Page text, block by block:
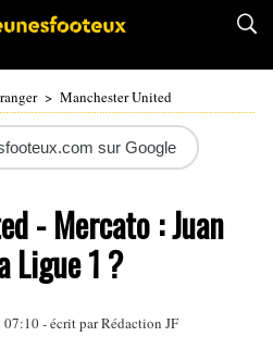
> Manchester United
sur Google
- Mercato : Juan
Ligue 1 ?
- écrit par Rédaction JF